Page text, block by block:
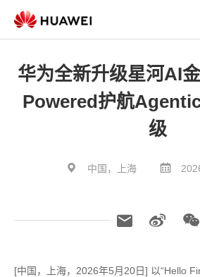
华为全新升级星河AI
Powered护航
级
中国，上海
[中国，上海，2026年5月20日] 以“Hello